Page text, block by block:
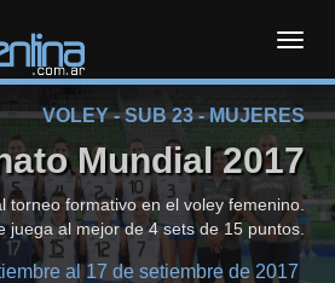
VOLEY - SUB 23 - MUJERES
Mundial 2017
torneo formativo en el voley femenino.
juega al mejor de 4 sets de 15 puntos.
al 17 de setiembre de 2017